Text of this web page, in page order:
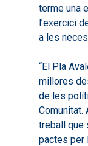
terme una
l’exercici
a les
“El Pla
millores
de les
Comunitat.
treball que
pactes per